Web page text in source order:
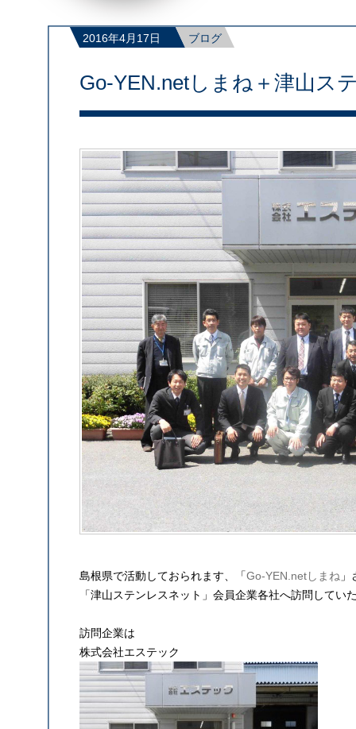
2016年4月17日 ブログ
Go-YEN.netしまね＋津山
島根県で活動しておられます、「Go-YEN.netしまね
「津山ステンレスネット」会員企業各社へ訪問してい
訪問企業は
株式会社エステック